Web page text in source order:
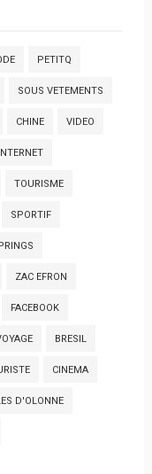
PETITQ
SOUS VETEMENTS
CHINE VIDEO
TOURISME
SPORTIF
ZAC EFRON
FACEBOOK
BRESIL
CINEMA
D'OLONNE